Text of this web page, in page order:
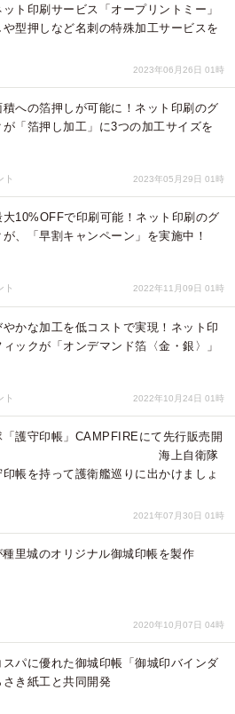
ト印刷サービス「オープリントミー」
型押しなど名刺の特殊加工サービスを
2023年06月26日 01時
積への箔押しが可能に！ネット印刷のグ
が「箔押し加工」に3つの加工サイズを
ト 2023年05月29日 01時
10%OFFで印刷可能！ネット印刷のグ
、「早割キャンペーン」を実施中！
ト 2022年11月09日 01時
かな加工を低コストで実現！ネット印
ックが「オンデマンド箔〈金・銀〉」
ト 2022年10月24日 01時
「護守印帳」CAMPFIREにて先行販売開
上自衛隊
帳を持って護衛艦巡りに出かけましょ
2021年07月30日 01時
里城のオリジナル御城印帳を製作
2020年10月07日 04時
パに優れた御城印帳「御城印バインダ
さき紙工と共同開発